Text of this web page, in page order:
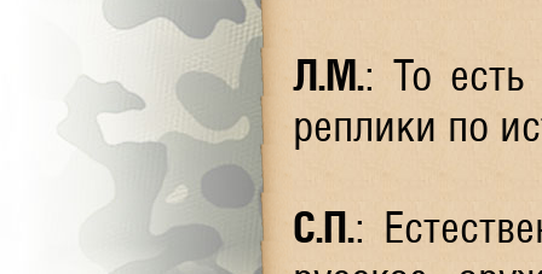
Л.М.: То есть
реплики по
С.П.: